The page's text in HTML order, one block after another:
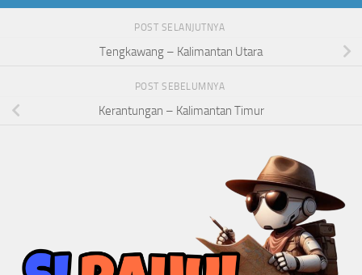
POST SELANJUTNYA
Tengkawang – Kalimantan Utara
POST SEBELUMNYA
Kerantungan – Kalimantan Timur